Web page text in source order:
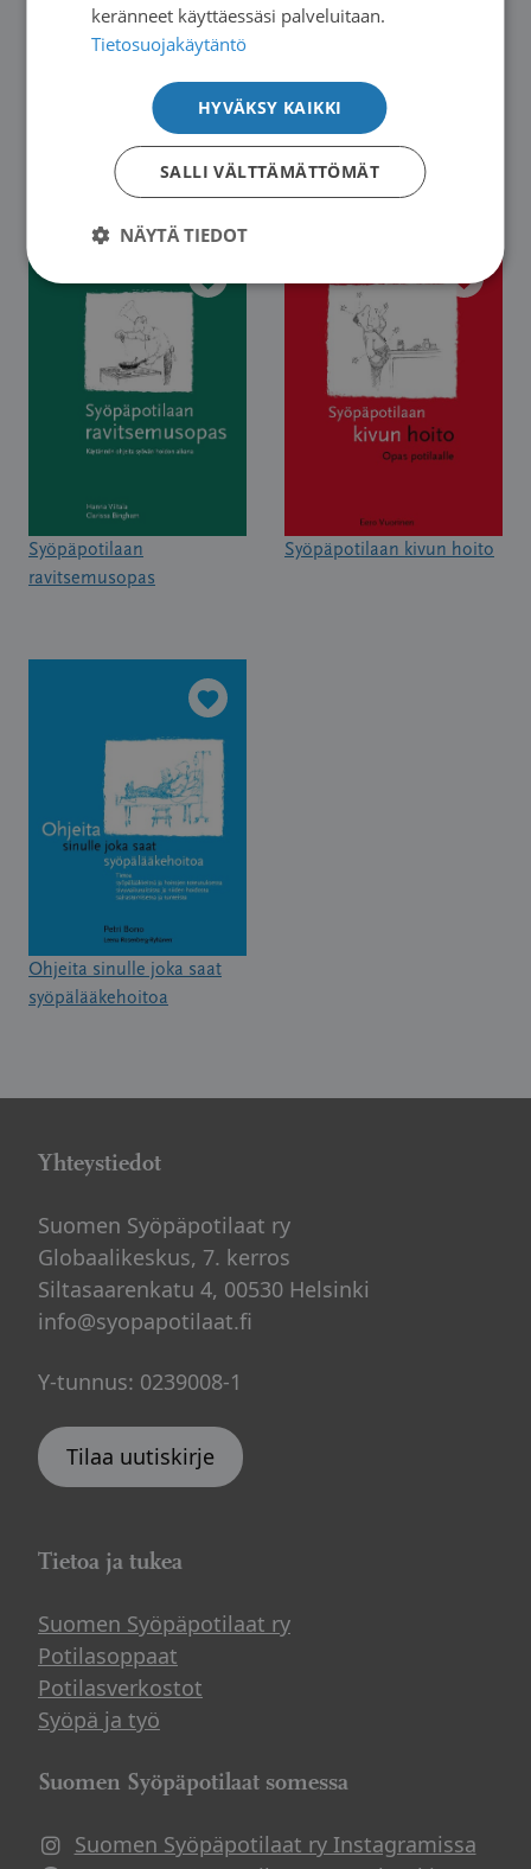
Syöpä, kutsumaton vieras
Fatiikki – Ymmärrystä
uupumukseen
Syöpäpotilaan
ravitsemusopas
Syöpäpotilaan kivun hoito
Ohjeita sinulle joka saat
syöpälääkehoitoa
Yhteystiedot
Suomen Syöpäpotilaat ry
Globaalikeskus, 7. kerros
Siltasaarenkatu 4, 00530 Helsinki
info@syopapotilaat.fi
Y-tunnus: 0239008-1
Tilaa uutiskirje
Tietoa ja tukea
Suomen Syöpäpotilaat ry
Potilasoppaat
Potilasverkostot
Syöpä ja työ
Suomen Syöpäpotilaat somessa
Suomen Syöpäpotilaat ry Instagramissa
keränneet käyttäessäsi palveluitaan.
Tietosuojakäytäntö
HYVÄKSY KAIKKI
SALLI VÄLTTÄMÄTTÖMÄT
NÄYTÄ TIEDOT